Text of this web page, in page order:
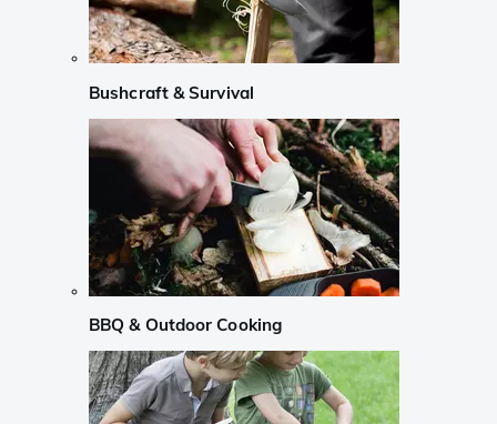
Bushcraft & Survival
BBQ & Outdoor Cooking